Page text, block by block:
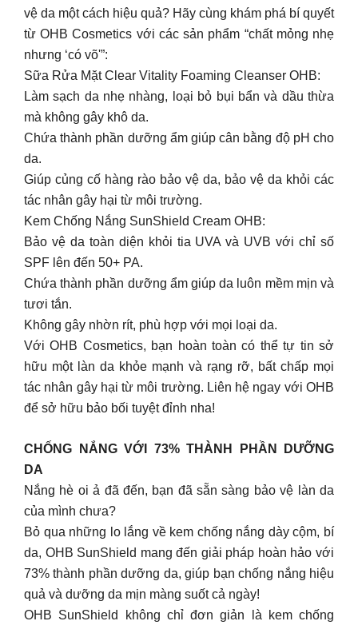
vệ da một cách hiệu quả? Hãy cùng khám phá bí quyết
từ OHB Cosmetics với các sản phẩm “chất mỏng nhẹ
nhưng ‘có võ'”:
Sữa Rửa Mặt Clear Vitality Foaming Cleanser OHB:
Làm sạch da nhẹ nhàng, loại bỏ bụi bẩn và dầu thừa
mà không gây khô da.
Chứa thành phần dưỡng ẩm giúp cân bằng độ pH cho
da.
Giúp củng cố hàng rào bảo vệ da, bảo vệ da khỏi các
tác nhân gây hại từ môi trường.
Kem Chống Nắng SunShield Cream OHB:
Bảo vệ da toàn diện khỏi tia UVA và UVB với chỉ số
SPF lên đến 50+ PA.
Chứa thành phần dưỡng ẩm giúp da luôn mềm mịn và
tươi tắn.
Không gây nhờn rít, phù hợp với mọi loại da.
Với OHB Cosmetics, bạn hoàn toàn có thể tự tin sở
hữu một làn da khỏe mạnh và rạng rỡ, bất chấp mọi
tác nhân gây hại từ môi trường. Liên hệ ngay với OHB
để sở hữu bảo bối tuyệt đỉnh nha!
CHỐNG NẮNG VỚI 73% THÀNH PHẦN DƯỠNG
DA
Nắng hè oi ả đã đến, bạn đã sẵn sàng bảo vệ làn da
của mình chưa?
Bỏ qua những lo lắng về kem chống nắng dày cộm, bí
da, OHB SunShield mang đến giải pháp hoàn hảo với
73% thành phần dưỡng da, giúp bạn chống nắng hiệu
quả và dưỡng da mịn màng suốt cả ngày!
OHB SunShield không chỉ đơn giản là kem chống